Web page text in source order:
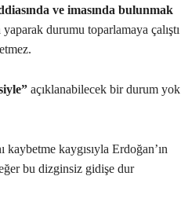
ve imasında bulunmak
durumu toparlamaya çalıştı
açıklanabilecek bir durum yok
kaygısıyla Erdoğan’ın
bu dizginsiz gidişe dur